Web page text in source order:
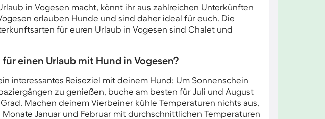
in Vogesen macht, könnt ihr aus zahlreichen Unterkünften
erlauben Hunde und sind daher ideal für euch. Die
für euren Urlaub in Vogesen sind Chalet und
einen Urlaub mit Hund in Vogesen?
interessantes Reiseziel mit deinem Hund: Um Sonnenschein
zu genießen, buche am besten für Juli und August
Machen deinem Vierbeiner kühle Temperaturen nichts aus,
Januar und Februar mit durchschnittlichen Temperaturen